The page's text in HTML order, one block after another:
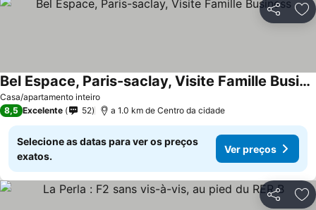
Partilhar
Casa/apartamento inteiro
Bel Espace, Paris-saclay, Visite Famille Business
Ver preços
8,5 Excelente 52 a 1.0 km de Centro da cidade
Selecione as datas para ver os preços
exatos.
Ver preços
Partilhar